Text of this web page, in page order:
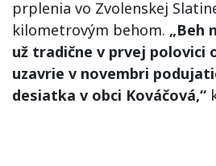
prplenia vo Zvolenskej
kilometrovým behom. „Beh
už tradične v prvej polovici
uzavrie v novembri
desiatka v obci Kováčová,“